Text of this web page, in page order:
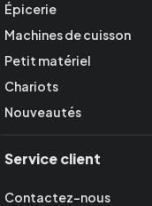
Épicerie
Machines de cuisson
Petit matériel
Chariots
Nouveautés
Service client
Contactez-nous